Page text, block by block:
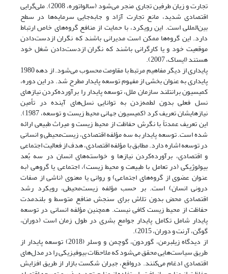
تجارت و زیان طرفین تجاری منجر می‌شود (سالواتوره، 2008). ملی‌گرایی
اقتصادی شدید، مانع تجارت آزاد و جابه‌جایی سرمایه‌ها در سطح
بین‌المللی است. این رویکرد، با حمایت از منافع گروه‌های خاص ارتباط
دارد. این گروه‌ها ممکن است مدیرانی باشند که نگران ازدست‌دادن
موقعیت خود و یا کارگرانی باشند که نگران از‌دست‌دادن شغل خود
هستند (ایساک، 2007).
پایداری از دیگر مفاهیم مرتبط با مقاومت محسوب می‌شود. از دهه 1980
پایداری به عنوان بخشی از مفهوم توسعه پایدار مطرح شد. در این دوره،
کمیسیون برانتلند سازمان ملل، توسعه پایدار را برآورده‌کردن نیازهای
نسل فعلی بدون لطمه‌زدن به توانایی نسل‌های آینده در تأمین
نیازهایشان تعریف کرد (کمیسیون جهانی محیط زیست و توسعه، 1987).
این تعریف عمدتاً با نگرش حفاظت از محیط زیست و میراث طبیعی ارائه
شده است. توسعه پایدار به سه مؤلفه اقتصادی، زیست‌محیطی و انسانی
در توسعه اشاره دارد. مطابق با مؤلفه اقتصادی، هدف از فعالیت اجتماعی
و اقتصادی، برآورده‌کردن نیازها و خواسته‌های انسان در سه بُعد
بیولوژیکی (در تعامل با طبیعت و محیط زیست)، اجتماعی یا گروهی (به
عنوان عضوی از گروه‌های اجتماعی) و روانی یا معنوی (ناشی از صفات
درونی انسان) است. بر حسب مؤلفه زیست‌محیطی، رویکرد رشد
اقتصادی محض بدون تلاش برای سنجش منافع متوسط ​و بلندمدت
حفاظت از محیط زیست کافی نیست. همچنین مؤلفه انسانی در توسعه
پایدار شامل تکامل پایدار جوامع بشری در طول زمان است (دوران،
گوگن، آرنت و دوران، 2015).
از دیدگاه زیلبرمن، گوردون، گوچمن و وسلر (2018) توسعه پایدار از
طریق سیاست‌هایی محقق می‌شود که ملاحظات بیوفیزیکی را در مدل‌های
اقتصادی ادغام می‌کنند. درواقع، جبران شکست بازار از طریق افزایش